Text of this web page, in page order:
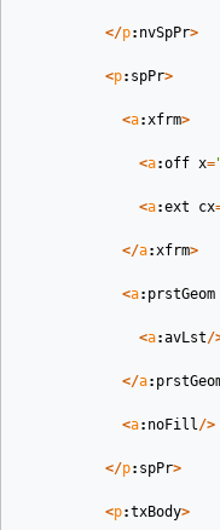
</p: nvSpPr>
<p: spPr>
<a:xfrm>
<a:off x=
<a:ext cx
</a:xfrm>
<a: prstGeom
<a:avLst/
</a:
<a: noFill/>
</p: spPr>
<p:txBody>